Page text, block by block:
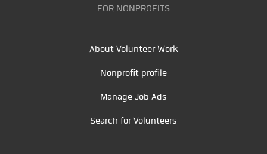
FOR NONPROFITS
About Volunteer Work
Nonprofit profile
Manage Job Ads
Search for Volunteers